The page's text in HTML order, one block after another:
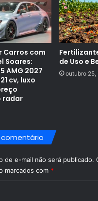
Carros com
Soares:
AMG 2027
cv, luxo
radar
de Uso e
outubro 25,
comentário
de e-mail não será publicado.
marcados com *